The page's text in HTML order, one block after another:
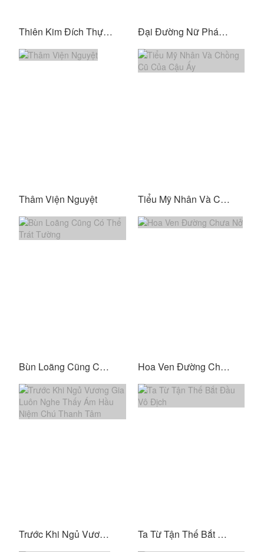
Thiên Kim Đích Thực - Cô Ấy Là Đại Lão Toàn Năng Đại Đường Nữ Pháp Y - Part 3
Thâm Viện Nguyệt Tiểu Mỹ Nhân Và Chồng Cũ Của Cậu Ấy
Bùn Loãng Cũng Có Thể Trát Tường Hoa Ven Đường Chưa Nở
Trước Khi Ngủ Vương Gia Luôn Nghe Thấy Ám Hầu Niệm Chú Thanh Tâm Ta Từ Tận Thế Bắt Đầu Vô Địch